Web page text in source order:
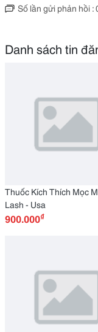
Số lần gửi phản hồi :
Danh sách tin
Thuốc Kích Thích Mọc
Lash - Usa
900.000₫